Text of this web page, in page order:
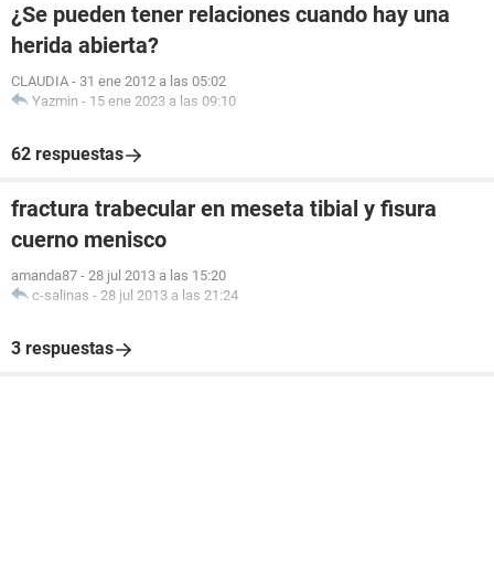
¿Se pueden tener relaciones cuando hay una
herida abierta?
CLAUDIA - 31 ene 2012 a las 05:02
Yazmin - 15 ene 2023 a las 09:10
62 respuestas
fractura trabecular en meseta tibial y fisura
cuerno menisco
amanda87 - 28 jul 2013 a las 15:20
c-salinas - 28 jul 2013 a las 21:24
3 respuestas